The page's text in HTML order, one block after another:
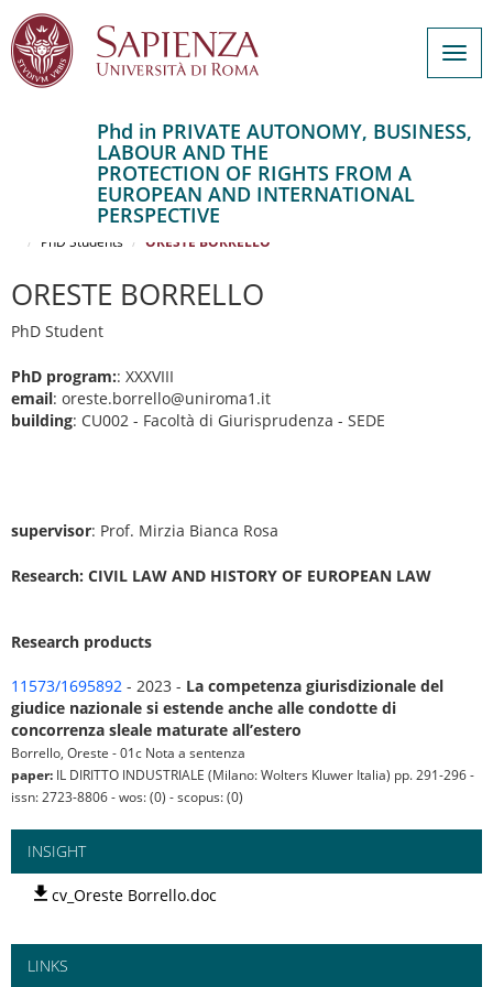
Phd in PRIVATE AUTONOMY, BUSINESS,
LABOUR AND THE
PROTECTION OF RIGHTS FROM A
EUROPEAN AND INTERNATIONAL
PERSPECTIVE
PRIVATE AUTONOMY, BUSINESS, LABOUR AND THE PROTECTION OF
RIGHTS FROM A EUROPEAN AND INTERNATIONAL PERSPECTIVE
PhD Students
ORESTE BORRELLO
ORESTE BORRELLO
PhD Student
PhD program:: XXXVIII
email: oreste.borrello@uniroma1.it
building: CU002 - Facoltà di Giurisprudenza - SEDE
supervisor: Prof. Mirzia Bianca Rosa
Research: CIVIL LAW AND HISTORY OF EUROPEAN LAW
Research products
11573/1695892 - 2023 - La competenza giurisdizionale del
giudice nazionale si estende anche alle condotte di
concorrenza sleale maturate all’estero
Borrello, Oreste - 01c Nota a sentenza
paper: IL DIRITTO INDUSTRIALE (Milano: Wolters Kluwer Italia) pp. 291-296 -
issn: 2723-8806 - wos: (0) - scopus: (0)
INSIGHT
cv_Oreste Borrello.doc
LINKS